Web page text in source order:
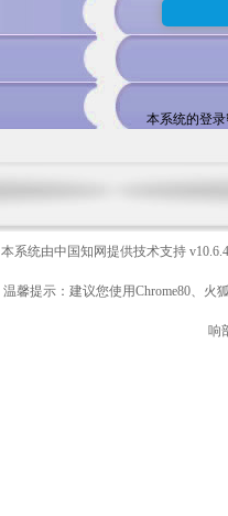
本系统的登
本系统由中国知网提供技术支持
温馨提示：建议您使用Chrome80、火
响